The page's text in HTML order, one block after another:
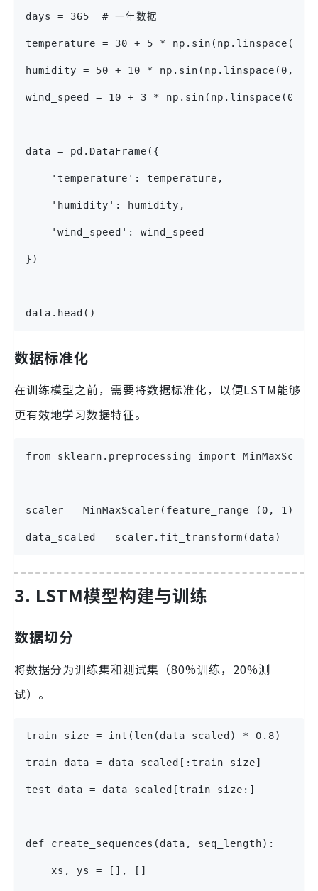
days = 365  # 一年数据
temperature = 30 + 5 * np.sin(np.linspace(0,
humidity = 50 + 10 * np.sin(np.linspace(0, 2
wind_speed = 10 + 3 * np.sin(np.linspace(0,
data = pd.DataFrame({
    'temperature': temperature,
    'humidity': humidity,
    'wind_speed': wind_speed
})
data.head()
数据标准化
在训练模型之前，需要将数据标准化，以便LSTM能够
更有效地学习数据特征。
from sklearn.preprocessing import
scaler = MinMaxScaler(feature_range=(0, 1))
data_scaled = scaler.fit_transform(data)
3. LSTM模型构建与训练
数据切分
将数据分为训练集和测试集（80%训练，20%测
试）。
train_size = int(len(data_scaled) * 0.8)
train_data = data_scaled[:train_size]
test_data = data_scaled[train_size:]
def create_sequences(data, seq_length):
    xs, ys = [], []